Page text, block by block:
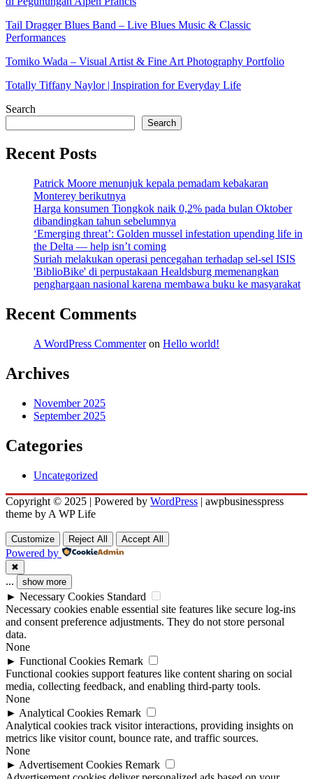
Tail Dragger Blues Band – Live Blues Music & Classic
Performances
Tomiko Wada – Visual Artist & Fine Art Photography Portfolio
Totally Tiffany Naylor | Inspiration for Everyday Life
Search
Search
Recent Posts
Patrick Moore menunjuk kepala pemadam kebakaran
Monterey berikutnya
Harga konsumen Tiongkok naik 0,2% pada bulan Oktober
dibandingkan tahun sebelumnya
‘Emerging threat’: Golden mussel infestation upending life in
the Delta — help isn’t coming
Suriah melakukan operasi pencegahan terhadap sel-sel ISIS
'BiblioBike' di perpustakaan Healdsburg memenangkan
penghargaan nasional karena membawa buku ke masyarakat
Recent Comments
A WordPress Commenteron Hello world!
Archives
November 2025
September 2025
Categories
Uncategorized
Copyright © 2025 | Powered by WordPress | awpbusinesspress
theme by A WP Life
Customize Reject All Accept All
Powered by
✖
... show more
► Necessary Cookies Standard
Necessary cookies enable essential site features like secure log-ins
and consent preference adjustments. They do not store personal
data.
None
► Functional Cookies Remark
Functional cookies support features like content sharing on social
media, collecting feedback, and enabling third-party tools.
None
► Analytical Cookies Remark
Analytical cookies track visitor interactions, providing insights on
metrics like visitor count, bounce rate, and traffic sources.
None
► Advertisement Cookies Remark